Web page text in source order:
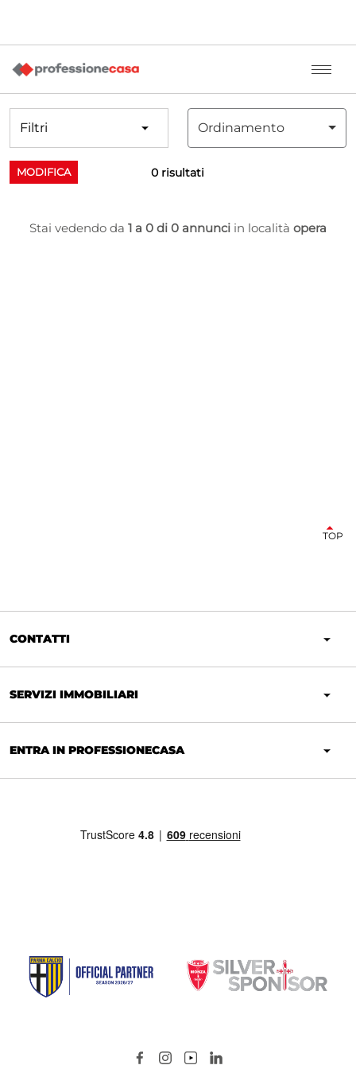
Filtri Ordinamento
MODIFICA 0 risultati
Stai vedendo da 1 a 0 di 0 annunci in località opera
TOP
CONTATTI
SERVIZI IMMOBILIARI
ENTRA IN PROFESSIONECASA